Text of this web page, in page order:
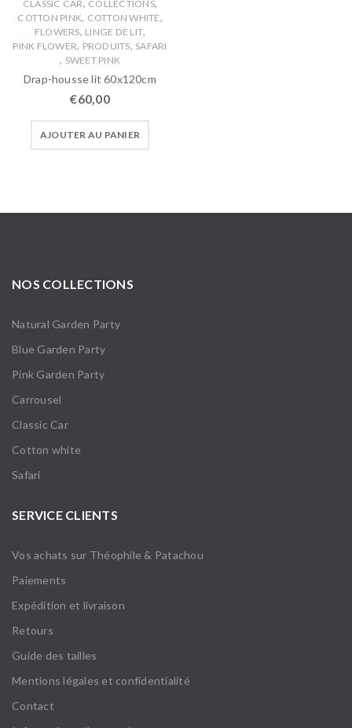
CLASSIC CAR, COLLECTIONS,
COTTON PINK, COTTON WHITE,
FLOWERS, LINGE DE LIT,
PINK FLOWER, PRODUITS, SAFARI
, SWEET PINK
Drap-housse lit 60x120cm
€60,00
AJOUTER AU PANIER
NOS COLLECTIONS
Natural Garden Party
Blue Garden Party
Pink Garden Party
Carrousel
Classic Car
Cotton white
Safari
SERVICE CLIENTS
Vos achats sur Théophile & Patachou
Paiements
Expédition et livraison
Retours
Guide des tailles
Mentions légales et confidentialité
Contact